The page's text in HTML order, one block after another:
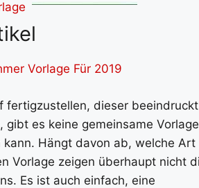
Vorlage Für 2019
fertigzustellen, dieser beeindruckt
es keine gemeinsame Vorlage
Hängt davon ab, welche Art
Vorlage zeigen überhaupt nicht
Es ist auch einfach, eine